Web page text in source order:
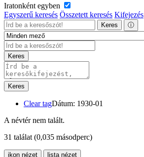
Iratonként egyben
Egyszerű keresés Összetett keresés Kifejezés
Keres ⓘ
Keres
Keres
Clear tagDátum: 1930-01
A névtér nem talált.
31 találat (0,035 másodperc)
ikon nézet lista nézet